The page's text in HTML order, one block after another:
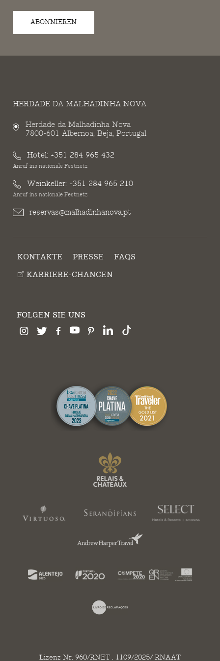
ABONNIEREN
HERDADE DA MALHADINHA NOVA
Herdade da Malhadinha Nova
7800-601 Albernoa, Beja, Portugal
Hotel: +351 284 965 432
Anruf ins nationale Festnetz
Weinkeller: +351 284 965 210
Anruf ins nationale Festnetz
reservas@malhadinhanova.pt
KONTAKTE PRESSE
FAQS
KARRIERE-CHANCEN
FOLGEN SIE UNS
Lizenz Nr. 960/RNET . 1109/2025/ RNAAT